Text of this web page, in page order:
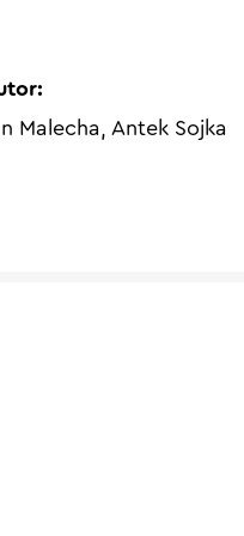
Malecha, Antek Sojka